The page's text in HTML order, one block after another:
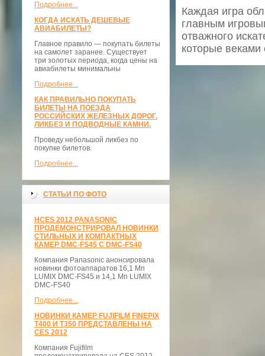
Подробнее...
КОГДА ИСКАТЬ ДЕШЕВЫЕ
АВИАБИЛЕТЫ?
Главное правило — покупать билеты
на самолет заранее. Существует
три золотых периода, когда цены на
авиабилеты минимальны
Подробнее...
КАК ПРАВИЛЬНО ПОКУПАТЬ
БИЛЕТЫ НА ПОЕЗДА
РОССИЙСКИХ ЖЕЛЕЗНЫХ ДОРОГ.
ЛИКБЕЗ И ПОДВОДНЫЕ КАМНИ.
Проведу небольшой ликбез по
покупке билетов.
Подробнее...
СТАТЬИ ПО ФОТО
НCES 2012 PANASONIC
ПРОДЕМОНСТРИРОВАЛ НОВИНКИ
СТИЛЬНЫХ И КОМПАКТНЫХ
КАМЕР DMC-FS45 С DMC-FS40
Компания Panasonic анонсировала
новинки фотоаппаратов 16,1 Мп
LUMIX DMC-FS45 и 14,1 Мп LUMIX
DMC-FS40
Подробнее...
НОВИНКИ КАМЕР FUJIFILM FINEPIX
T400 И T350 ПРЕДСТАВЛЕНЫ НА
CES 2012
Компания Fujifilm
Каждая игра
главным
отважного
которые